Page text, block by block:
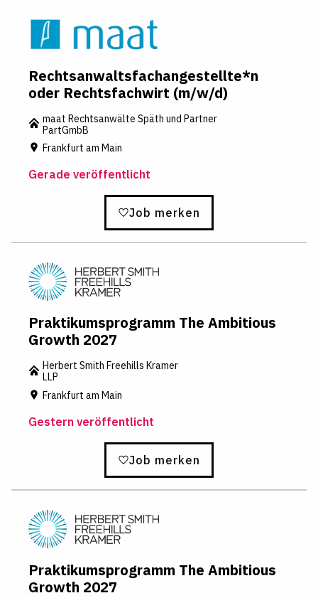
Rechtsanwaltsfachangestellte*n
oder Rechtsfachwirt (m/w/d)
maat Rechtsanwälte Späth und Partner
PartGmbB
Frankfurt am Main
Gerade veröffentlicht
Job merken
Praktikumsprogramm The Ambitious
Growth 2027
Herbert Smith Freehills Kramer
LLP
Frankfurt am Main
Gestern veröffentlicht
Job merken
Praktikumsprogramm The Ambitious
Growth 2027